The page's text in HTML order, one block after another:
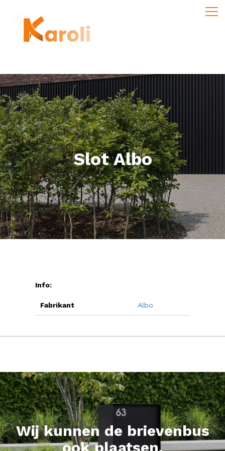
Slot Albo
Info:
Fabrikant Albo
Wij kunnen de brievenbus
ook plaatsen.